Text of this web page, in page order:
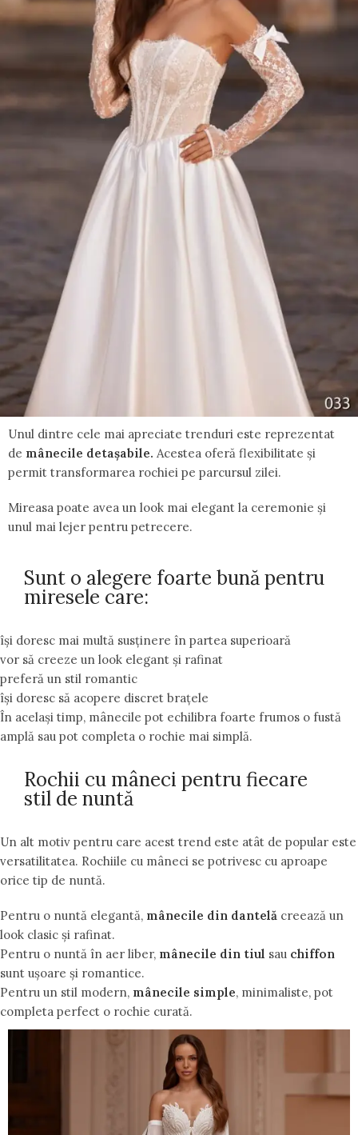
Unul dintre cele mai apreciate trenduri este reprezentat
de mânecile detașabile. Acestea oferă flexibilitate și
permit transformarea rochiei pe parcursul zilei.
Mireasa poate avea un look mai elegant la ceremonie și
unul mai lejer pentru petrecere.
Sunt o alegere foarte bună pentru
miresele care:
își doresc mai multă susținere în partea superioară
vor să creeze un look elegant și rafinat
preferă un stil romantic
își doresc să acopere discret brațele
În același timp, mânecile pot echilibra foarte frumos o fustă
amplă sau pot completa o rochie mai simplă.
Rochii cu mâneci pentru fiecare
stil de nuntă
Un alt motiv pentru care acest trend este atât de popular este
versatilitatea. Rochiile cu mâneci se potrivesc cu aproape
orice tip de nuntă.
Pentru o nuntă elegantă, mânecile din dantelă creează un
look clasic și rafinat.
Pentru o nuntă în aer liber, mânecile din tiul sau chiffon
sunt ușoare și romantice.
Pentru un stil modern, mânecile simple, minimaliste, pot
completa perfect o rochie curată.